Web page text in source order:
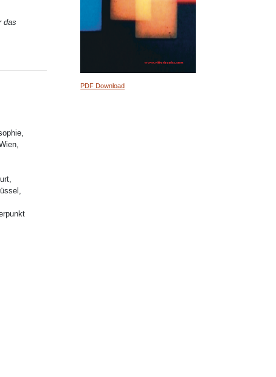
das
PDF Download